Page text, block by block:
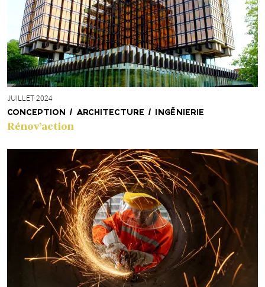
JUILLET 2024
CONCEPTION / ARCHITECTURE / INGÉNIERIE
Rénov’action